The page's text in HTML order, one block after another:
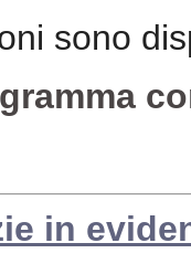
sono
in